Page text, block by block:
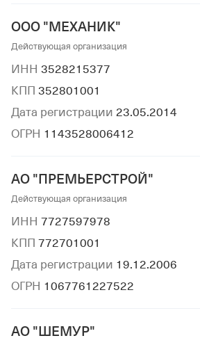
ООО "МЕХАНИК"
Действующая организация
ИНН 3528215377
КПП 352801001
Дата регистрации 23.05.2014
ОГРН 1143528006412
АО "ПРЕМЬЕРСТРОЙ"
Действующая организация
ИНН 7727597978
КПП 772701001
Дата регистрации 19.12.2006
ОГРН 1067761227522
АО "ШЕМУР"